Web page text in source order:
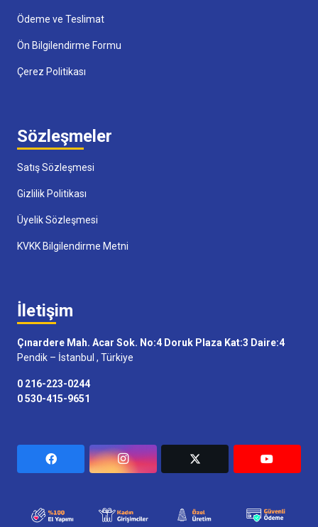
Ödeme ve Teslimat
Ön Bilgilendirme Formu
Çerez Politikası
Sözleşmeler
Satış Sözleşmesi
Gizlilik Politikası
Üyelik Sözleşmesi
KVKK Bilgilendirme Metni
İletişim
Çınardere Mah. Acar Sok. No:4 Doruk Plaza Kat:3 Daire:4
Pendik – İstanbul , Türkiye
0 216-223-0244
0 530-415-9651